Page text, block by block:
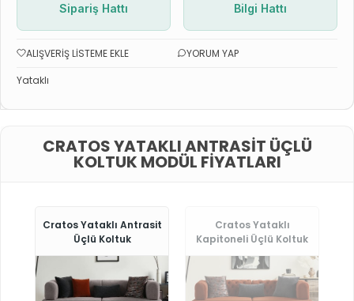
Sipariş Hattı
Bilgi Hattı
ALIŞVERIŞ LISTEME EKLE
YORUM YAP
Yataklı
CRATOS YATAKLI ANTRASIT ÜÇLÜ
KOLTUK MODÜL FIYATLARI
Cratos Yataklı Antrasit
Üçlü Koltuk
Cratos Yataklı
Kapitoneli Üçlü Koltuk